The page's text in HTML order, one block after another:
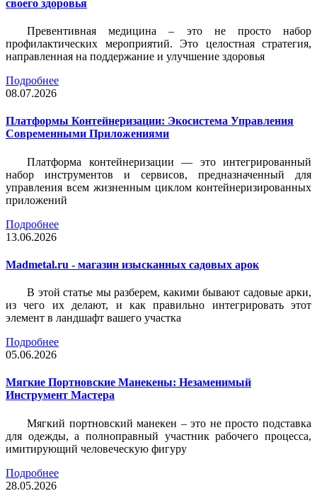
своего здоровья
Превентивная медицина – это не просто набор
профилактических мероприятий. Это целостная стратегия,
направленная на поддержание и улучшение здоровья
Подробнее
08.07.2026
Платформы Контейнеризации: Экосистема Управления
Современными Приложениями
Платформа контейнеризации — это интегрированный
набор инструментов и сервисов, предназначенный для
управления всем жизненным циклом контейнеризированных
приложений
Подробнее
13.06.2026
Madmetal.ru - магазин изысканных садовых арок
В этой статье мы разберем, какими бывают садовые арки,
из чего их делают, и как правильно интегрировать этот
элемент в ландшафт вашего участка
Подробнее
05.06.2026
Мягкие Портновские Манекены: Незаменимый
Инструмент Мастера
Мягкий портновский манекен – это не просто подставка
для одежды, а полноправный участник рабочего процесса,
имитирующий человеческую фигуру
Подробнее
28.05.2026